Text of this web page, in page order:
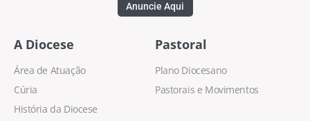
Anuncie Aqui
A Diocese
Área de Atuação
Cúria
História da Diocese
Pastoral
Plano Diocesano
Pastorais e Movimentos